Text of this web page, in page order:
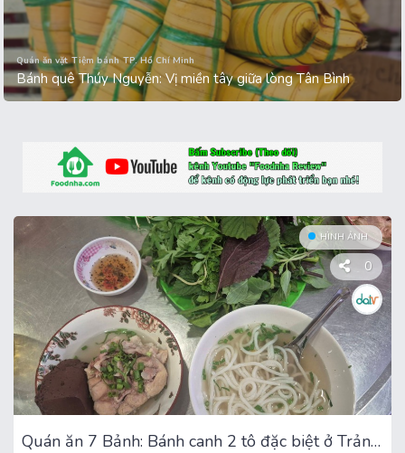
Quán ốc - hải sản TP. Hồ Chí Minh
Quán ốc Bén: từ 2 món nay menu đã hơn 10 món
HÌNH ẢNH
0
Quán ăn 7 Bảnh: Bánh canh 2 tô đặc biệt ở Trảng Bàng